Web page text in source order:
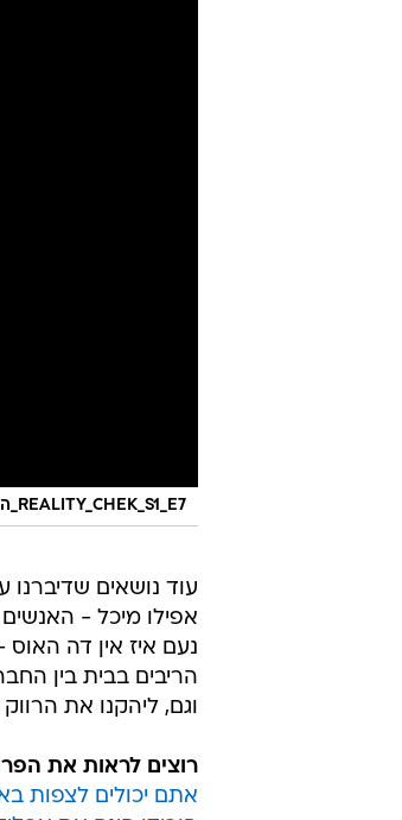
REALITY_CHEK_S1_E7_השאלה של נועם
עוד נושאים שדיברנו
אפילו מיכל -
⁠נעם איז אין דה
הריבים בבית בין
וגם, ליהקנו את
רוצים לראות את
אתם יכולים לצפות